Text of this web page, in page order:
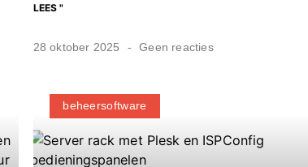
LEES "
28 oktober 2025 Geen reacties
beheersoftware